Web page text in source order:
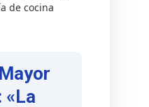
de cocina
«La